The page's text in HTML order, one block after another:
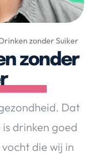
Huis & Tuin
zonder Suiker
zonder
Dat
drinken goed
die wij in